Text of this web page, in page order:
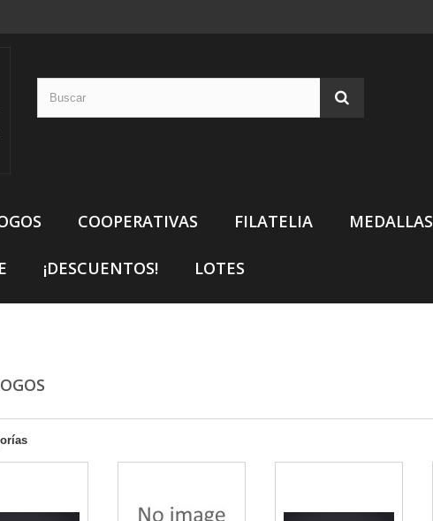
COOPERATIVAS FILATELIA MEDALLAS
¡DESCUENTOS! LOTES